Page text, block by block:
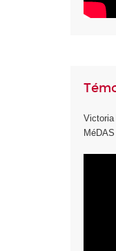
Victoria
MéDAS